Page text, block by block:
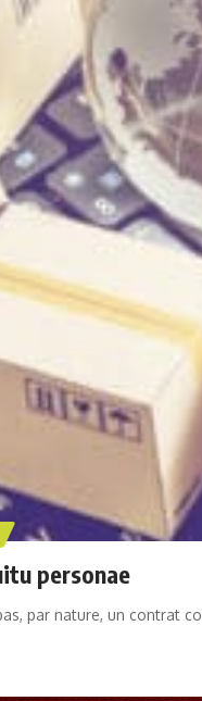
personae
par nature, un contrat